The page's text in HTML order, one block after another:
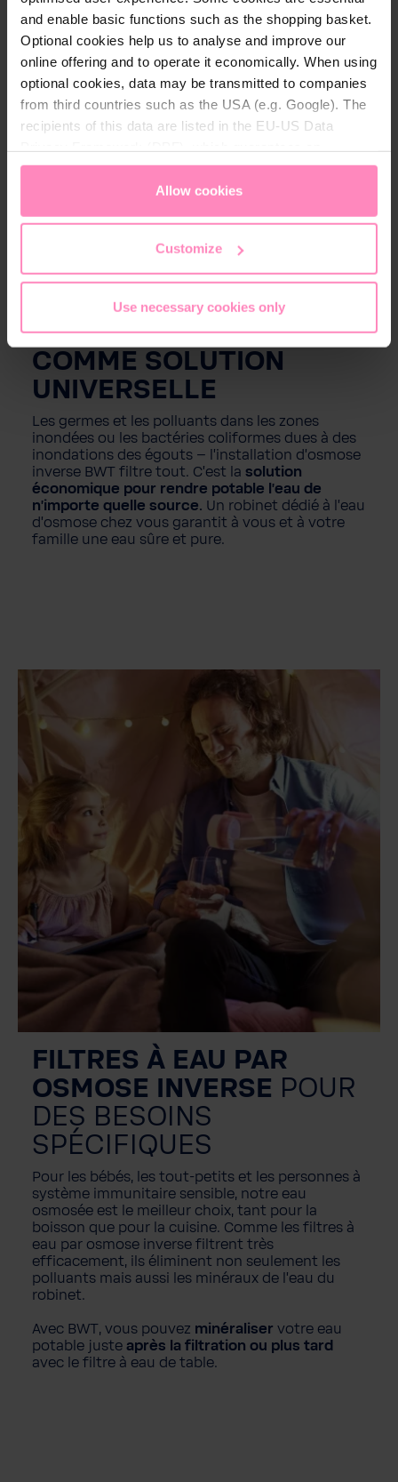
and enable basic functions such as the shopping basket.
Optional cookies help us to analyse and improve our
online offering and to operate it economically. When using
optional cookies, data may be transmitted to companies
from third countries such as the USA (e.g. Google). The
recipients of this data are listed in the EU-US Data
appropriate level of data protection. You canaccept all
only allow necessary cookies
access and change your chosen setting at any time in
Allow cookies
Customize
Use necessary cookies only
L'OSMOSE INVERSE
COMME SOLUTION
UNIVERSELLE
Les germes et les polluants dans les zones
inondées ou les bactéries coliformes dues à des
inondations des égouts – l'installation d'osmose
inverse BWT filtre tout. C'est la solution
économique pour rendre potable l'eau de
n'importe quelle source. Un robinet dédié à l'eau
d'osmose chez vous garantit à vous et à votre
famille une eau sûre et pure.
FILTRES À EAU PAR
OSMOSE INVERSE POUR
DES BESOINS
SPÉCIFIQUES
Pour les bébés, les tout-petits et les personnes à
système immunitaire sensible, notre eau
osmosée est le meilleur choix, tant pour la
boisson que pour la cuisine. Comme les filtres à
eau par osmose inverse filtrent très
efficacement, ils éliminent non seulement les
polluants mais aussi les minéraux de l'eau du
robinet.
Avec BWT, vous pouvez minéraliser votre eau
potable juste après la filtration ou plus tard
avec le filtre à eau de table.